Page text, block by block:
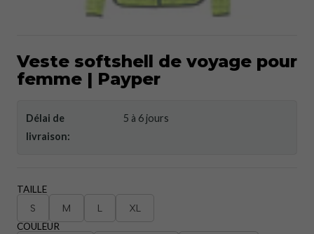
Veste softshell de voyage pour
femme | Payper
Délai de
livraison:
5 à 6 jours
TAILLE
S M L XL
COULEUR